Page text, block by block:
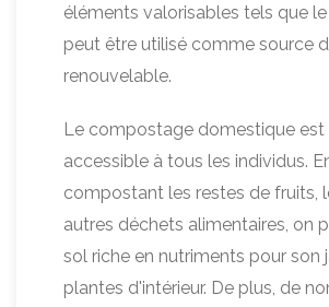
éléments valorisables tels que
peut être utilisé comme source
renouvelable.
Le compostage domestique est
accessible à tous les individus.
compostant les restes de fruits,
autres déchets alimentaires, on
sol riche en nutriments pour son
plantes d'intérieur. De plus, de